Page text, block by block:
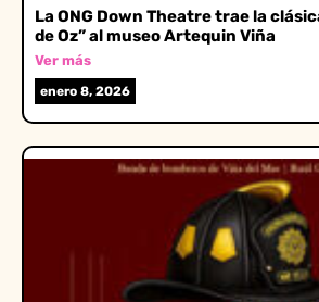
La ONG Down Theatre trae la
de Oz” al museo Artequin Viña
Ver más
enero 8, 2026